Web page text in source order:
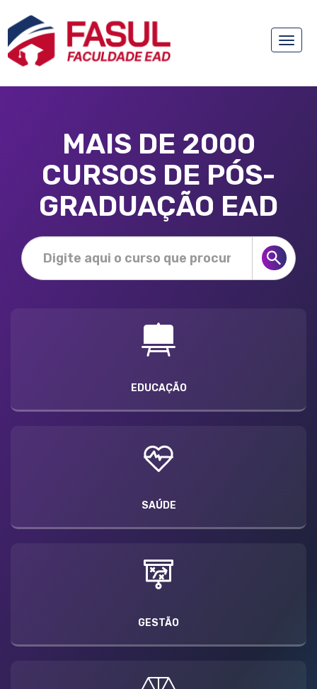
Toggle
MAIS DE 2000
CURSOS DE PÓS-
GRADUAÇÃO EAD
EDUCAÇÃO
SAÚDE
GESTÃO